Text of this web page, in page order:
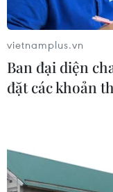
vietnamplus.vn
Ban đại diện
đặt các khoản